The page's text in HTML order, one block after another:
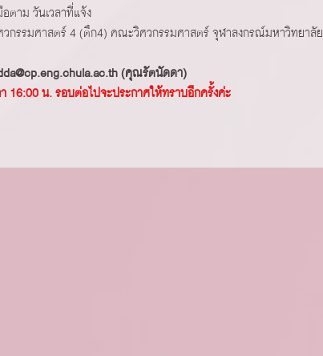
ตาม วันเวลาที่แจ้ง
กรรมศาสตร์ 4 (ตึก4) คณะวิศวกรรมศาสตร์ จุฬาลงกรณ์มหาวิทยาลัย
(คุณรัตนัดดา)
16:00 น. รอบต่อไปจะประกาศให้ทราบอีกครั้งค่ะ